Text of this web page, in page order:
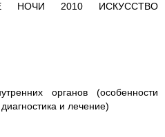
НОЧИ 2010 ИСКУССТВО
органов (особенности
и лечение)